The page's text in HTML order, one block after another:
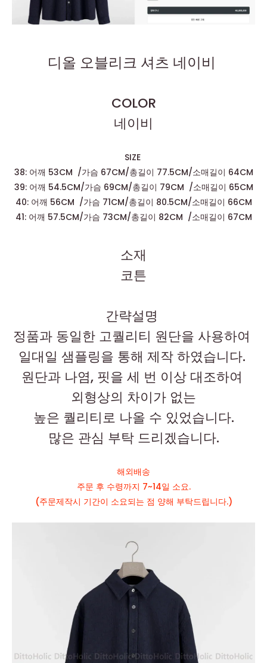
디올 오블리크 셔츠 네이비
COLOR
네이비
SIZE
38: 어깨 53CM /가슴 67CM/총길이 77.5CM/소매길이 64CM
39: 어깨 54.5CM/가슴 69CM/총길이 79CM /소매길이 65CM
40: 어깨 56CM /가슴 71CM/총길이 80.5CM/소매길이 66CM
41: 어깨 57.5CM/가슴 73CM/총길이 82CM /소매길이 67CM
소재
코튼
간략설명
정품과 동일한 고퀄리티 원단을 사용하여
일대일 샘플링을 통해 제작 하였습니다.
원단과 나염, 핏을 세 번 이상 대조하여
외형상의 차이가 없는
높은 퀄리티로 나올 수 있었습니다.
많은 관심 부탁 드리겠습니다.
해외배송
주문 후 수령까지 7~14일 소요.
(주문제작시 기간이 소요되는 점 양해 부탁드립니다.)